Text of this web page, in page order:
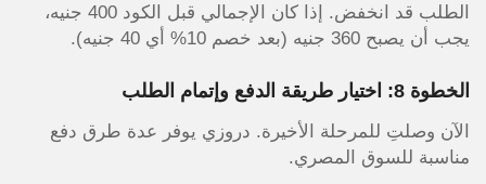
الطلب قد انخفض. إذا كان الإجمالي قبل الكود 400 جنيه،
يجب أن يصبح 360 جنيه (بعد خصم 10% أي 40 جنيه).
الخطوة 8: اختيار طريقة الدفع وإتمام الطلب
الآن وصلتِ للمرحلة الأخيرة. دروزي يوفر عدة طرق دفع
مناسبة للسوق المصري.